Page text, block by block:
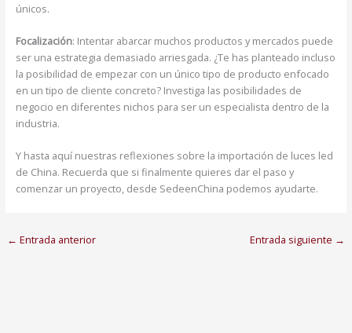
únicos.
Focalización: Intentar abarcar muchos productos y mercados puede
ser una estrategia demasiado arriesgada. ¿Te has planteado incluso
la posibilidad de empezar con un único tipo de producto enfocado
en un tipo de cliente concreto? Investiga las posibilidades de
negocio en diferentes nichos para ser un especialista dentro de la
industria.
Y hasta aquí nuestras reflexiones sobre la importación de luces led
de China. Recuerda que si finalmente quieres dar el paso y
comenzar un proyecto, desde SedeenChina podemos ayudarte.
← Entrada anterior Entrada siguiente →